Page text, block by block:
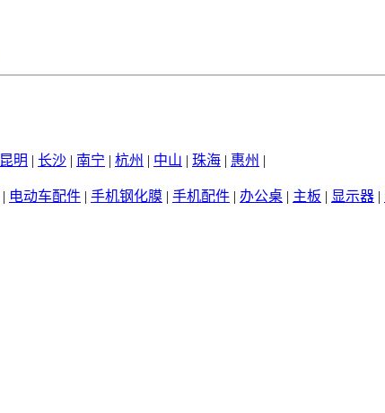
昆明 | 长沙 | 南宁 | 杭州 | 中山 | 珠海 | 惠州 |
| 电动车配件 | 手机钢化膜 | 手机配件 | 办公桌 | 主板 | 显示器 |